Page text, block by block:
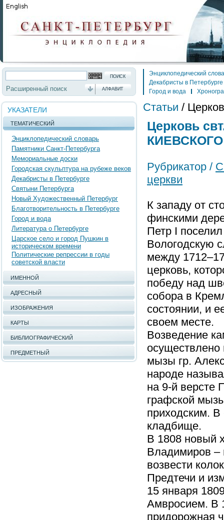
Расширенный поиск АЛФАВИТ
УКАЗАТЕЛИ
ТЕМАТИЧЕСКИЙ
Энциклопедический словарь
Памятники Санкт-Петербурга
Мемориальные доски
Городская скульптура на рубеже веков
Декабристы в Петербурге
Святыни Петербурга
Новый Художественный Петербург
Благотворительность в Петербурге
Город и вода
Литература о Петербурге
Царское село и город Пушкин в
историческом времени
Политические репрессии в годы
советской власти
ИМЕННОЙ
АДРЕСНЫЙ
ИЗОБРАЖЕНИЯ
КАРТЫ
БИБЛИОГРАФИЧЕСКИЙ
ПРЕДМЕТНЫЙ
Энциклопедический
Декабристы в Петербурге
Город и вода
Статьи /
Церковь
КИЕВСКОГО
Рубрикатор /
церкви
К западу от
финскими
Петр I
Вологодскую
между
церковь,
победу над
собора в
состоянии, и
своем месте.
Возведение
мызы гр.
народе
на 9-й версте
графской
приходским. В
кладбище.
В 1808 новый
Владимиров –
возвести
Предтечи и
15 января
Амвросием. В
придорожная